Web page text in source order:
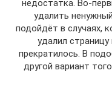
недостатка. Во-
удалить
подойдёт в случаях,
удалил
прекратилось. В
другой вариант